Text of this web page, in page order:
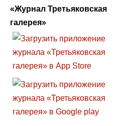
«Журнал Третьяковская
галерея»